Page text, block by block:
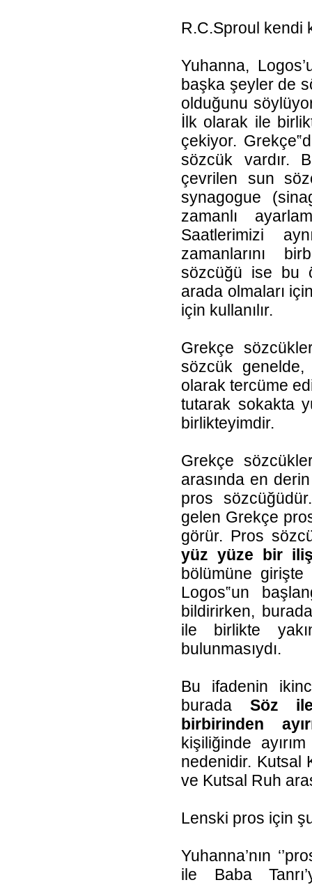
R.C.Sproul kendi
Yuhanna,
başka şeyler de
olduğunu
İlk olarak ile
çekiyor.
sözcük vardır.
çevrilen sun
synagogue
zamanlı
Saatlerimizi
zamanlarını
sözcüğü ise bu
arada olmaları
için kullanılır.
Grekçe
sözcük genelde,
olarak tercüme
tutarak sokakta
birlikteyimdir.
Grekçe
arasında en
pros
gelen Grekçe
görür. Pros
yüz yüze bir
bölümüne girişte
Logos‟un
bildirirken,
ile birlikte
bulunmasıydı.
Bu ifadenin
burada Söz
birbirinden
kişiliğinde
nedenidir. Kutsal
ve Kutsal Ruh
Lenski pros için
Yuhanna’nın
ile Baba